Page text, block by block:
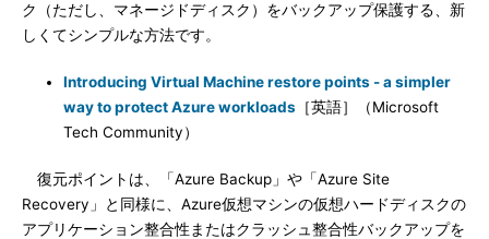
ク（ただし、マネージドディスク）をバックアップ保護する、新
しくてシンプルな方法です。
Introducing Virtual Machine restore points - a simpler
way to protect Azure workloads ［英語］（Microsoft
Tech Community）
復元ポイントは、「Azure Backup」や「Azure Site
Recovery」と同様に、Azure仮想マシンの仮想ハードディスクの
アプリケーション整合性またはクラッシュ整合性バックアップを